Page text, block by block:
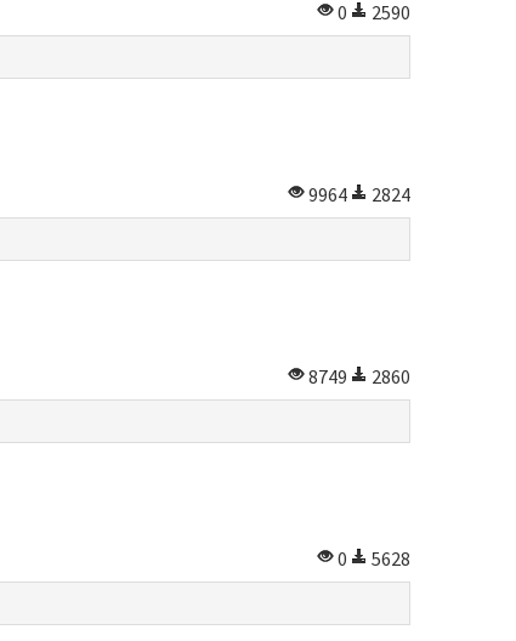
0
2590
9964
2824
8749
2860
0
5628